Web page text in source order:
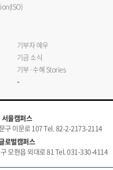
기부자 예우
기금 소식
기부·수혜 Stories
-
서울캠퍼스
구 이문로 107 Tel. 82-2-2173-2114
로벌캠퍼스
모현읍 외대로 81 Tel. 031-330-4114